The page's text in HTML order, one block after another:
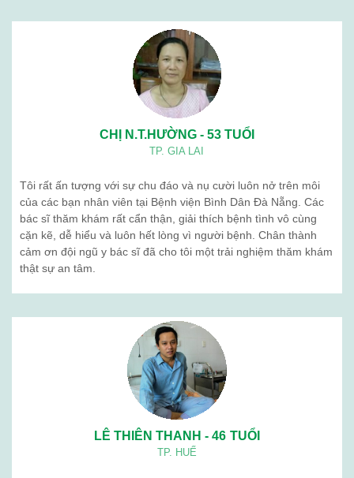
CHỊ N.T.HƯỜNG - 53 TUỔI
TP. GIA LAI
Tôi rất ấn tượng với sự chu đáo và nụ cười luôn nở trên môi
của các bạn nhân viên tại Bệnh viện Bình Dân Đà Nẵng. Các
bác sĩ thăm khám rất cẩn thận, giải thích bệnh tình vô cùng
cặn kẽ, dễ hiểu và luôn hết lòng vì người bệnh. Chân thành
cảm ơn đội ngũ y bác sĩ đã cho tôi một trải nghiệm thăm khám
thật sự an tâm.
LÊ THIÊN THANH - 46 TUỔI
TP. HUẾ